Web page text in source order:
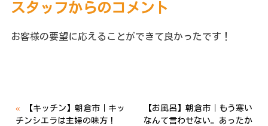
スタッフからのコメント
お客様の要望に応えることができて良かったです！
«
【キッチン】朝倉市｜キッ
チンシエラは主婦の味方！
【お風呂】朝倉市｜もう寒い
なんて言わせない。あったか